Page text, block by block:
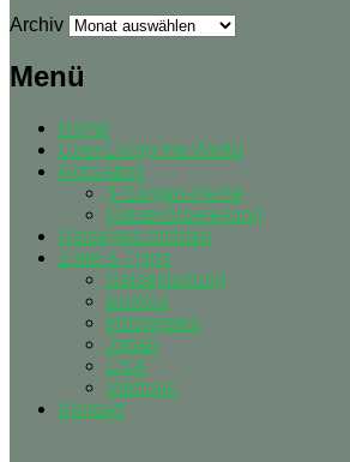
Archiv
Menü
Home
Über Living the World
Motivation
4-Sorgen-Reihe
Reisevorbereitung
Reisegeschichten
Ziele & Tipps
Reiseplanung
Europa
Indonesien
Japan
USA
Vietnam
Kontakt